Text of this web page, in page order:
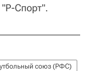
"Р-Спорт".
союз (РФС)